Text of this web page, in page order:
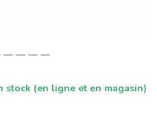
stock (en ligne et en magasin)